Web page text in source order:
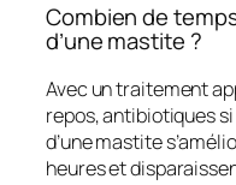
Combien de
d’une mastite ?
Avec un traitement
repos, antibiotiques
d’une mastite
heures et